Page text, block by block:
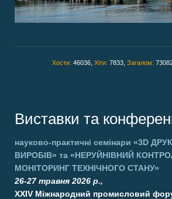
Хости: 46036, Хіти: 7833, Загалом:
Виставки та
науково-практичні семінари «3D
ВИРОБІВ» та «НЕРУЙНІВНИЙ
МОНІТОРИНГ ТЕХНІЧНОГО СТАНУ»
26-27 травня 2026 р.,
XXIV Міжнародний промисловий